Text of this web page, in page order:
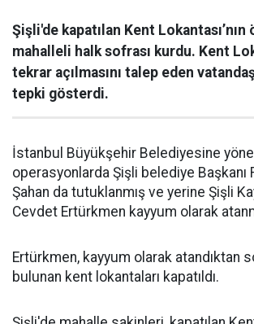
Şişli'de kapatılan Kent Lokantası’nın
mahalleli halk sofrası kurdu. Kent
tekrar açılmasını talep eden
tepki gösterdi.
İstanbul Büyükşehir Belediyesine
operasyonlarda Şişli belediye Başkanı
Şahan da tutuklanmış ve yerine Şişli
Cevdet Ertürkmen kayyum olarak
Ertürkmen, kayyum olarak atandıktan
bulunan kent lokantaları kapatıldı.